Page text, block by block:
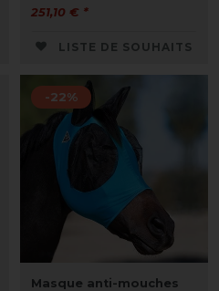
251,10 € *
LISTE DE SOUHAITS
-22%
Masque anti-mouches